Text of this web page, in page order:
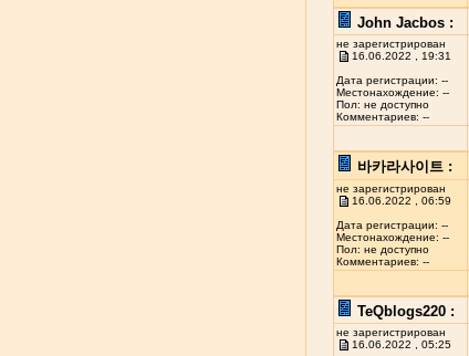
John Jacbos :
не зарегистрирован
16.06.2022 , 19:31
Дата регистрации: --
Местонахождение: --
Пол: не доступно
Комментариев: --
바카라사이트 :
не зарегистрирован
16.06.2022 , 06:59
Дата регистрации: --
Местонахождение: --
Пол: не доступно
Комментариев: --
TeQblogs220 :
не зарегистрирован
16.06.2022 , 05:25